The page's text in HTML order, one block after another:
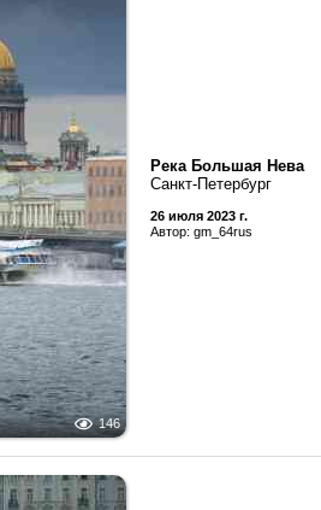
146
Река Большая Нева
Санкт-Петербург
26 июля 2023 г.
Автор: gm_64rus